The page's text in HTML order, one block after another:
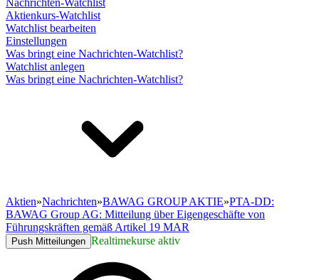
Nachrichten-Watchlist
Aktienkurs-Watchlist
Watchlist bearbeiten
Einstellungen
Was bringt eine Nachrichten-Watchlist?
Watchlist anlegen
Was bringt eine Nachrichten-Watchlist?
Aktien»Nachrichten»BAWAG GROUP AKTIE»PTA-DD:
BAWAG Group AG: Mitteilung über Eigengeschäfte von
Führungskräften gemäß Artikel 19 MAR
Push Mitteilungen Realtimekurse aktiv